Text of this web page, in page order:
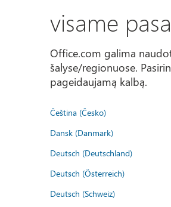
visame
Office.com galima
šalyse/regionuose.
pageidaujamą kalbą.
Čeština (Česko)
Dansk (Danmark)
Deutsch (Deutschland)
Deutsch (Österreich)
Deutsch (Schweiz)